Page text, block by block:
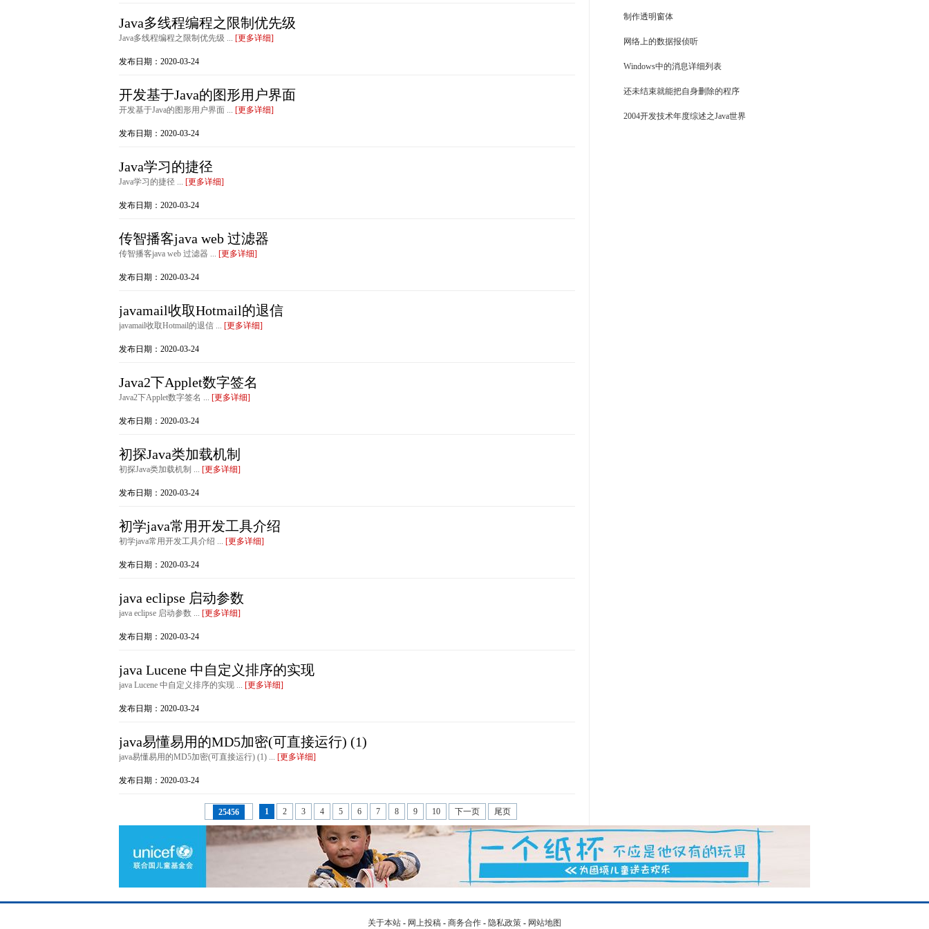
Java多线程编程之限制优先级
Java多线程编程之限制优先级 ... [更多详细]
发布日期：2020-03-24
开发基于Java的图形用户界面
开发基于Java的图形用户界面 ... [更多详细]
发布日期：2020-03-24
Java学习的捷径
Java学习的捷径 ... [更多详细]
发布日期：2020-03-24
传智播客java web 过滤器
传智播客java web 过滤器 ... [更多详细]
发布日期：2020-03-24
javamail收取Hotmail的退信
javamail收取Hotmail的退信 ... [更多详细]
发布日期：2020-03-24
Java2下Applet数字签名
Java2下Applet数字签名 ... [更多详细]
发布日期：2020-03-24
初探Java类加载机制
初探Java类加载机制 ... [更多详细]
发布日期：2020-03-24
初学java常用开发工具介绍
初学java常用开发工具介绍 ... [更多详细]
发布日期：2020-03-24
java eclipse 启动参数
java eclipse 启动参数 ... [更多详细]
发布日期：2020-03-24
java Lucene 中自定义排序的实现
java Lucene 中自定义排序的实现 ... [更多详细]
发布日期：2020-03-24
java易懂易用的MD5加密(可直接运行) (1)
java易懂易用的MD5加密(可直接运行) (1) ... [更多详细]
发布日期：2020-03-24
25456 1 2 3 4 5 6 7 8 9 10 下一页 尾页
制作透明窗体
网络上的数据报侦听
Windows中的消息详细列表
还未结束就能把自身删除的程序
2004开发技术年度综述之Java世界
关于本站 - 网上投稿 - 商务合作 - 隐私政策 - 网站地图